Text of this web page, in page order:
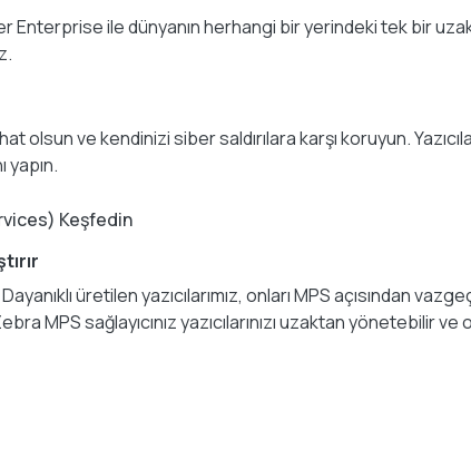
ile dünyanın herhangi bir yerindeki tek bir uzak
ve kendinizi siber saldırılara karşı koruyun.
yapın.
Keşfedin
üretilen yazıcılarımız, onları MPS açısından
MPS sağlayıcınız yazıcılarınızı uzaktan yönetebilir